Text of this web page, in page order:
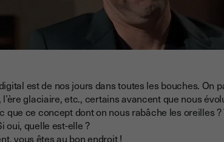
est de nos jours dans toutes les bouches. On
glaciaire, etc., certains avancent que nous
que ce concept dont on nous rabâche les oreilles
oui, quelle est-elle ?
vous êtes au bon endroit !